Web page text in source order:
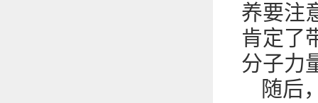
养要注
肯定了
分子力
随后